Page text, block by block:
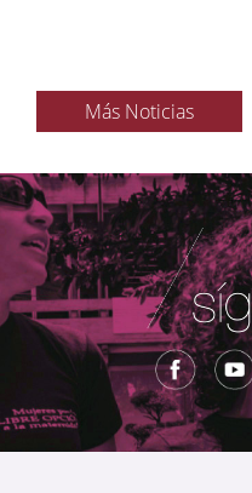
Más Noticias